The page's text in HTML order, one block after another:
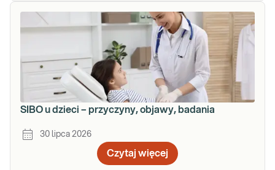
SIBO u dzieci – przyczyny, objawy, badania
30 lipca 2026
Czytaj więcej